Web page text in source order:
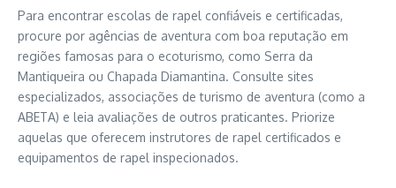
Para encontrar escolas de rapel confiáveis e certificadas,
procure por agências de aventura com boa reputação em
regiões famosas para o ecoturismo, como Serra da
Mantiqueira ou Chapada Diamantina. Consulte sites
especializados, associações de turismo de aventura (como a
ABETA) e leia avaliações de outros praticantes. Priorize
aquelas que oferecem instrutores de rapel certificados e
equipamentos de rapel inspecionados.